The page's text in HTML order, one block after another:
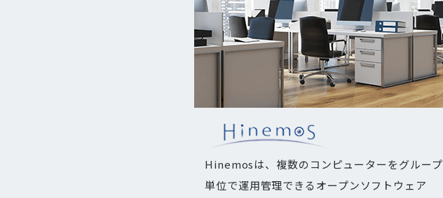
Hinemosは、複数のコンピューターをグループ
単位で運用管理できるオープンソフトウェア